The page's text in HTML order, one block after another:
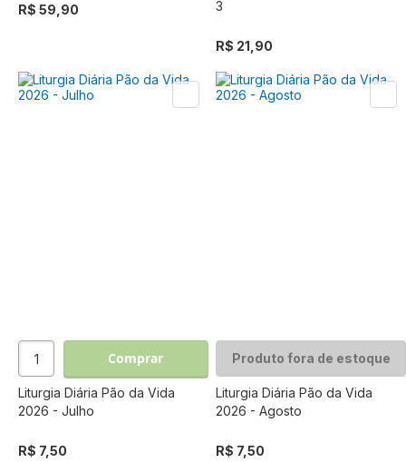
R$ 59,90
3
R$ 21,90
Comprar
Liturgia Diária Pão da Vida
2026 - Julho
R$ 7,50
Produto fora de estoque
Liturgia Diária Pão da Vida
2026 - Agosto
R$ 7,50